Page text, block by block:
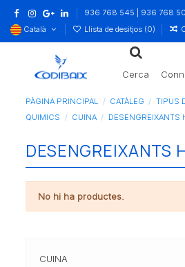
936 768 545 | 936 768
Català
Llista de desitjos (0)
Cerca
PÀGINA PRINCIPAL CATÀLEG
TIPUS
QUIMICS
CUINA DESENGREIXANTS
DESENGREIXANTS
No hi ha productes.
CUINA